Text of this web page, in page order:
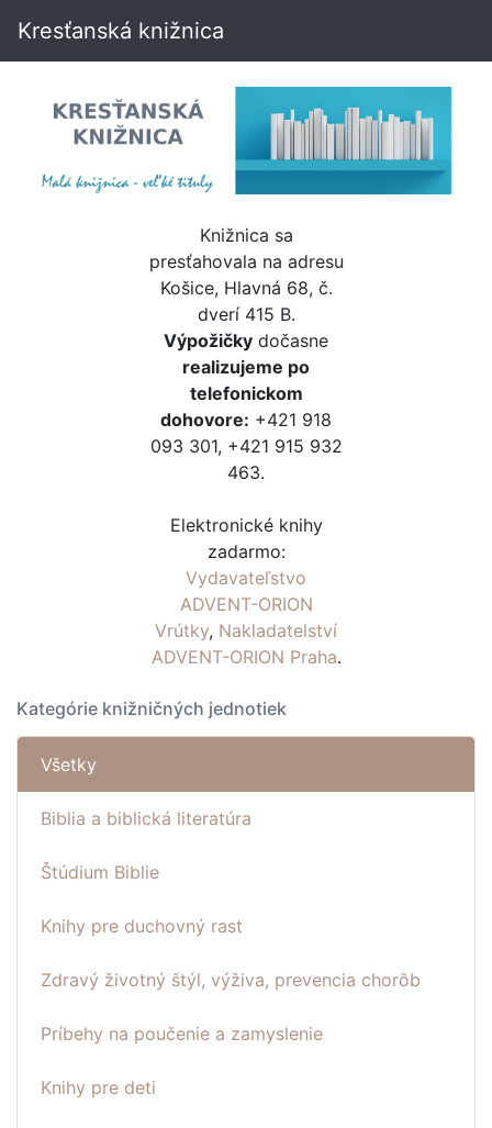
Kresťanská knižnica
Knižnica sa
presťahovala na adresu
Košice, Hlavná 68, č.
dverí 415 B.
Výpožičky dočasne
realizujeme po
telefonickom
dohovore: +421 918
093 301, +421 915 932
463.
Elektronické knihy
zadarmo:
Vydavateľstvo
ADVENT-ORION
Vrútky, Nakladatelství
ADVENT-ORION Praha.
Kategórie knižničných jednotiek
Všetky
Biblia a biblická literatúra
Štúdium Biblie
Knihy pre duchovný rast
Zdravý životný štýl, výživa, prevencia chorôb
Príbehy na poučenie a zamyslenie
Knihy pre deti